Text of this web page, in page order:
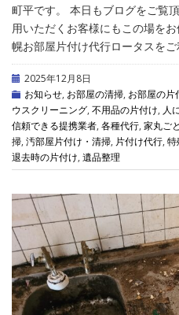
町平です。 本日もブログをご覧
用いただくお客様にもこの場を
幌お部屋片付け代行ロータスを
2025年12月8日
お知らせ, お部屋の清掃, お部屋の片
ウスクリーニング, 不用品の片付け, 人
信頼できる提携業者, 各種代行, 家丸ご
掃, 汚部屋片付け・清掃, 片付け代行, 特
退去時の片付け, 遺品整理